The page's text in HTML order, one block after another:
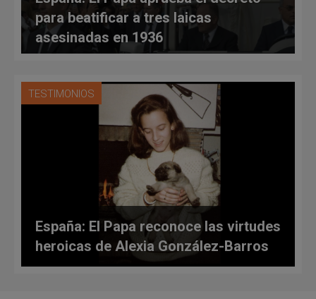
para beatificar a tres laicas
asesinadas en 1936
TESTIMONIOS
España: El Papa reconoce las virtudes
heroicas de Alexia González-Barros